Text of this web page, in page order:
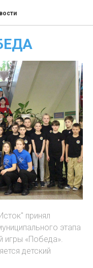
принял
этапа
игры «Победа».
детский